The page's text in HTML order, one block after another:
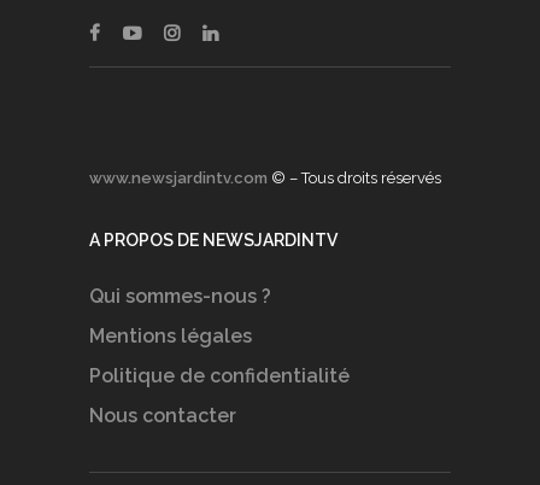
www.newsjardintv.com © – Tous droits réservés
A PROPOS DE NEWSJARDINTV
Qui sommes-nous ?
Mentions légales
Politique de confidentialité
Nous contacter